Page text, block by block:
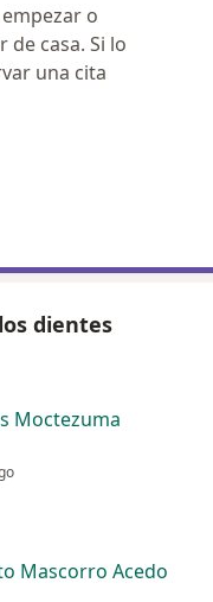
o
casa. Si lo
una cita
dientes
Moctezuma
Mascorro Acedo